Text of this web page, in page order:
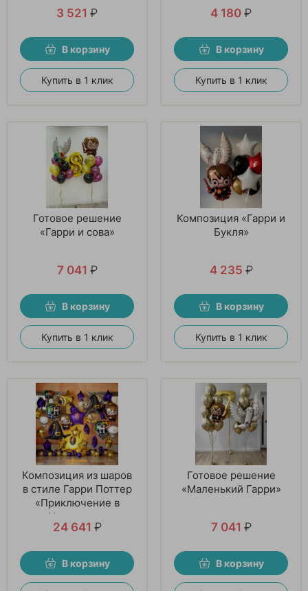
3 521 ₽
В корзину
Купить в 1 клик
4 180 ₽
В корзину
Купить в 1 клик
Готовое решение
«Гарри и сова»
7 041 ₽
В корзину
Купить в 1 клик
Композиция «Гарри и
Букля»
4 235 ₽
В корзину
Купить в 1 клик
Композиция из шаров
в стиле Гарри Поттер
«Приключение в
Хогвартсе»
24 641 ₽
В корзину
Готовое решение
«Маленький Гарри»
7 041 ₽
В корзину